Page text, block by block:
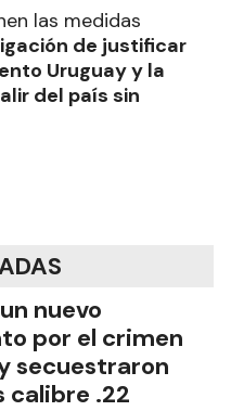
las medidas
de justificar
Uruguay y la
del país sin
nuevo
por el crimen
secuestraron
calibre .22